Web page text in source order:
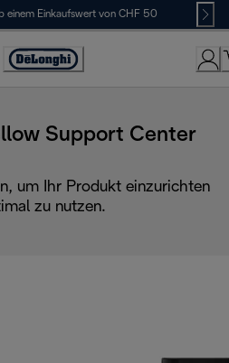
einem Einkaufswert von CHF 50
Erklärung
Support Center
um Ihr Produkt einzurichten
zu nutzen.